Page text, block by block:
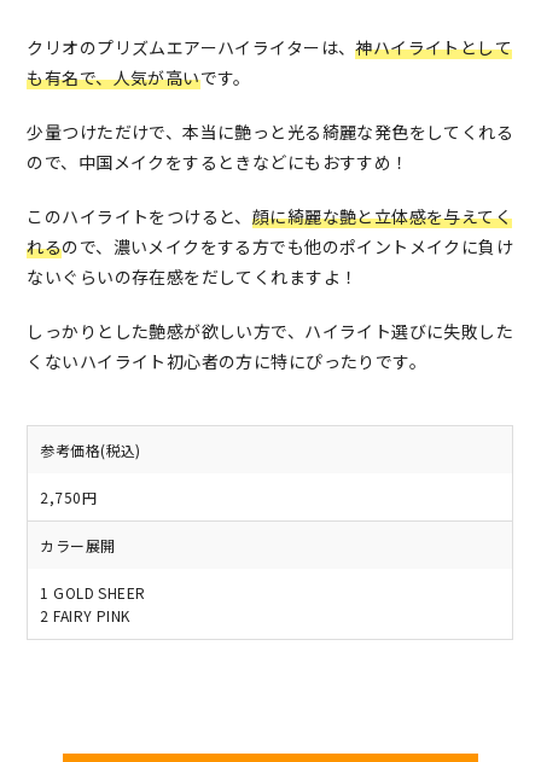
クリオのプリズムエアーハイライターは、神ハイライトとして
も有名で、人気が高いです。
少量つけただけで、本当に艶っと光る綺麗な発色をしてくれる
ので、中国メイクをするときなどにもおすすめ！
このハイライトをつけると、 顔に綺麗な艶と立体感を与えてく
れるので、濃いメイクをする方でも他のポイントメイクに負け
ないぐらいの存在感をだしてくれますよ！
しっかりとした艶感が欲しい方で、ハイライト選びに失敗した
くないハイライト初心者の方に特にぴったりです。
参考価格(税込)
2,750円
カラー展開
1 GOLD SHEER
2 FAIRY PINK